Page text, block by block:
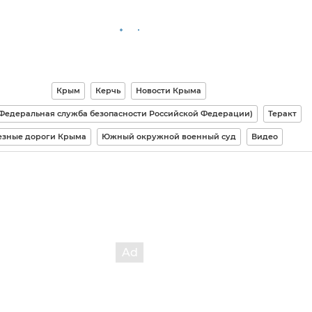
Крым Керчь Новости Крыма
служба безопасности Российской Федерации) Теракт
дороги Крыма Южный окружной военный суд Видео